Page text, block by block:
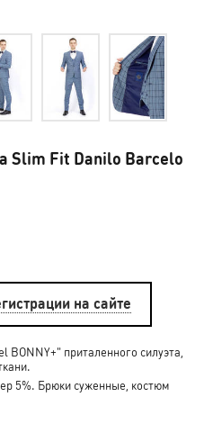
Slim Fit Danilo Barcelo
на сайте
приталенного силуэта,
5%. Брюки суженные, костюм